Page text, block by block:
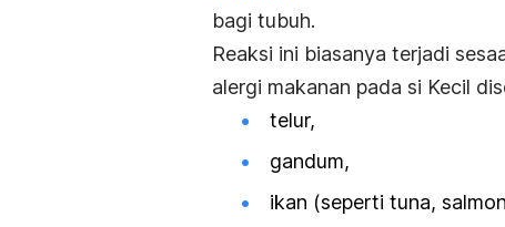
bagi tubuh.
Reaksi ini biasanya terjadi
alergi makanan pada si Kecil
telur,
gandum,
ikan (seperti tuna,